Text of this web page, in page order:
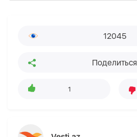
12045
Поделиться
1